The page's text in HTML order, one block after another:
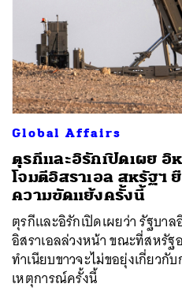
Global Affairs
ตุรกีและอิรักเปิดเผย อิ
โจมตีอิสราเอล สหรัฐฯ
ความขัดแย้งครั้งนี้
ตุรกีและอิรักเปิดเผยว่า รัฐบา
อิสราเอลล่วงหน้า ขณะที่สหรัฐ
ทำเนียบขาวจะไม่ขอยุ่งเกี่ยวกั
เหตุการณ์ครั้งนี้